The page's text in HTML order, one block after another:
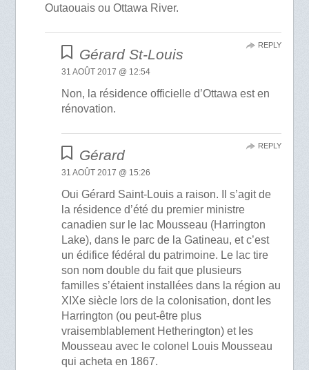
Outaouais ou Ottawa River.
Gérard St-Louis
31 AOÛT 2017 @ 12:54
Non, la résidence officielle d’Ottawa est en
rénovation.
REPLY
Gérard
31 AOÛT 2017 @ 15:26
Oui Gérard Saint-Louis a raison. Il s’agit de
la résidence d’été du premier ministre
canadien sur le lac Mousseau (Harrington
Lake), dans le parc de la Gatineau, et c’est
un édifice fédéral du patrimoine. Le lac tire
son nom double du fait que plusieurs
familles s’étaient installées dans la région au
XIXe siècle lors de la colonisation, dont les
Harrington (ou peut-être plus
vraisemblablement Hetherington) et les
Mousseau avec le colonel Louis Mousseau
qui acheta en 1867.
REPLY